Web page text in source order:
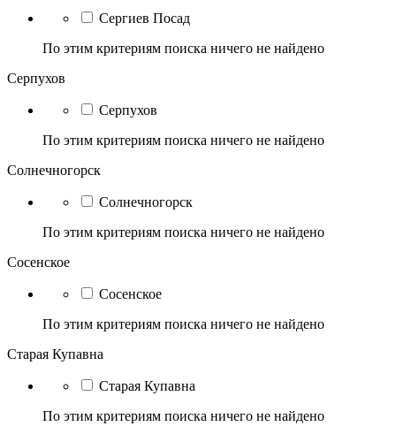
Сергиев Посад
По этим критериям поиска ничего не найдено
Серпухов
Серпухов
По этим критериям поиска ничего не найдено
Солнечногорск
Солнечногорск
По этим критериям поиска ничего не найдено
Сосенское
Сосенское
По этим критериям поиска ничего не найдено
Старая Купавна
Старая Купавна
По этим критериям поиска ничего не найдено